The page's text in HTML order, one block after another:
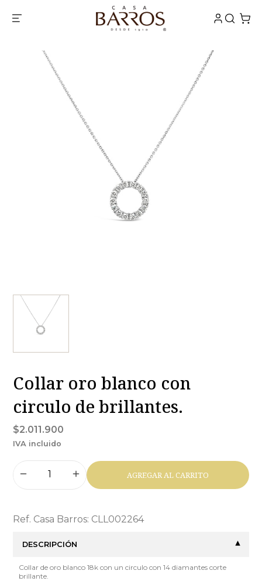
Collar oro blanco con
circulo de brillantes.
$2.011.900
IVA incluido
AGREGAR AL CARRITO
Ref. Casa Barros: CLL002264
DESCRIPCIÓN
Collar de oro blanco 18k con un circulo con 14 diamantes corte
brillante.